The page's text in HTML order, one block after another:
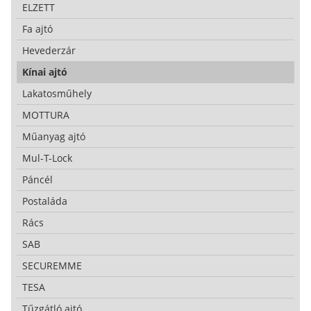
ELZETT
Fa ajtó
Hevederzár
Kínai ajtó
Lakatosműhely
MOTTURA
Műanyag ajtó
Mul-T-Lock
Páncél
Postaláda
Rács
SAB
SECUREMME
TESA